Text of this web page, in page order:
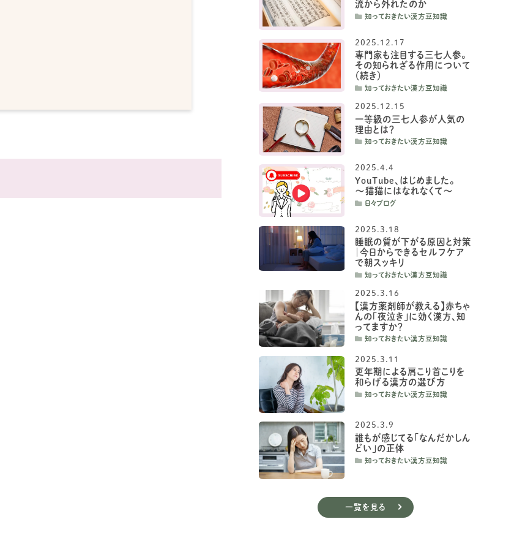
流から外れたのか
知っておきたい漢方豆知識
2025.12.17
専門家も注目する三七人参。
その知られざる作用について
（続き）
知っておきたい漢方豆知識
2025.12.15
一等級の三七人参が人気の
理由とは？
知っておきたい漢方豆知識
2025.4.4
YouTube、はじめました。
〜猫猫にはなれなくて〜
日々ブログ
2025.3.18
睡眠の質が下がる原因と対策
｜今日からできるセルフケア
で朝スッキリ
知っておきたい漢方豆知識
2025.3.16
【漢方薬剤師が教える】赤ちゃ
んの「夜泣き」に効く漢方、知
ってますか？
知っておきたい漢方豆知識
2025.3.11
更年期による肩こり首こりを
和らげる漢方の選び方
知っておきたい漢方豆知識
2025.3.9
誰もが感じてる「なんだかしん
どい」の正体
知っておきたい漢方豆知識
一覧を見る